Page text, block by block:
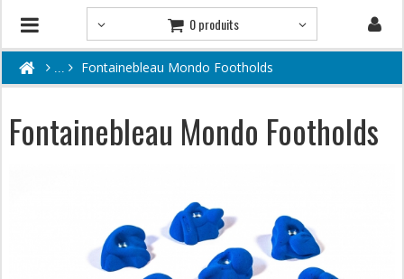
0 produits
Fontainebleau Mondo Footholds
Fontainebleau Mondo Footholds